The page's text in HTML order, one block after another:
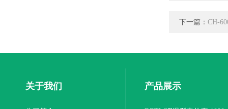
下一篇： CH-
关于我们 产品展示